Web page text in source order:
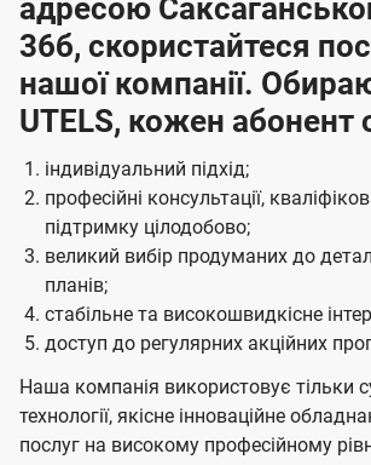
адресою
36б, скористайтеся
нашої компанії.
UTELS, кожен абонент
індивідуальний підхід;
професійні консультації,
підтримку цілодобово;
великий вибір продуманих до
планів;
стабільне та високошвидкісне
доступ до регулярних акційних
Наша компанія використовує тільки
технології, якісне інноваційне
послуг на високому професійному